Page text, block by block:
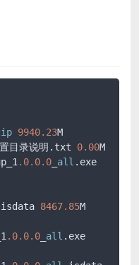
9940.23M
目录说明.txt 0.00M
.0.0.0 all
8467.85M
.0.0.0 all